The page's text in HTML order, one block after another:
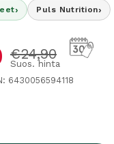
› Puls Nutrition›
Normaalihinta
€24,90
Suos. hinta
6430056594118